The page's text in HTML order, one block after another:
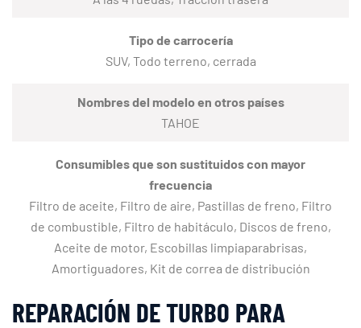
Tipo de carrocería
SUV, Todo terreno, cerrada
Nombres del modelo en otros países
TAHOE
Consumibles que son sustituidos con mayor
frecuencia
Filtro de aceite, Filtro de aire, Pastillas de freno, Filtro
de combustible, Filtro de habitáculo, Discos de freno,
Aceite de motor, Escobillas limpiaparabrisas,
Amortiguadores, Kit de correa de distribución
REPARACIÓN DE TURBO PARA